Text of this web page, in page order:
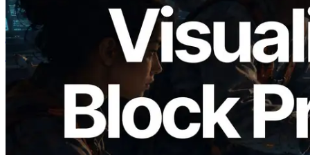
Validators Solutions ने Solana Block
Analyzer लॉन्च किया — प्रति-slot ब्लॉक
उत्पादन समय और नियुक्त वैलिडेटर का
विज़ुअलाइज़ेशन